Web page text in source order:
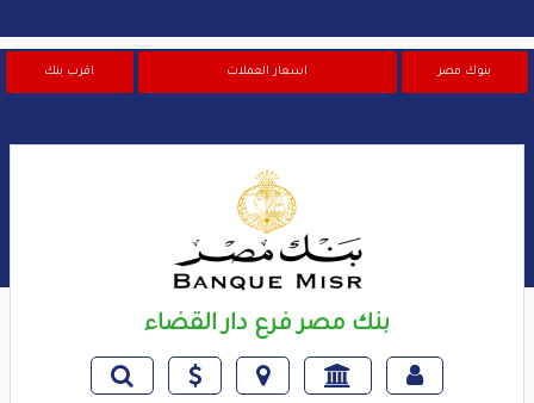
بنوك مصر اسعار العملات اقرب بنك
بنك مصر فرع دار القضاء